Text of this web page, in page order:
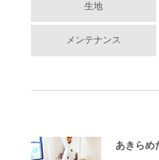
生地
メンテナンス
あきらめ